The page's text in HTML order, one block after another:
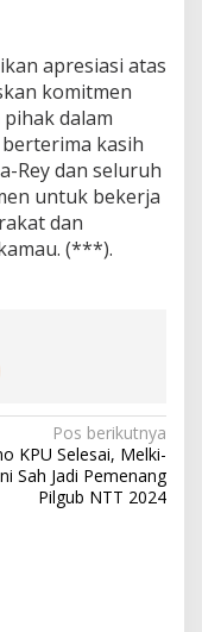
apresiasi atas
komitmen
dalam
kasih
Rey dan seluruh
untuk bekerja
dan
(***).
Pos berikutnya
KPU Selesai, Melki-
Sah Jadi Pemenang
Pilgub NTT 2024